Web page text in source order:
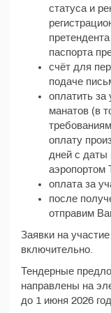
статуса и
паспорта
счёт для
подаче
оплатить за
манатов (в
оплату
дней с
аэропортом
оплата за
после
отправим
Заявки на
включительно.
Тендерные
направлены на
до 1 июня 2026